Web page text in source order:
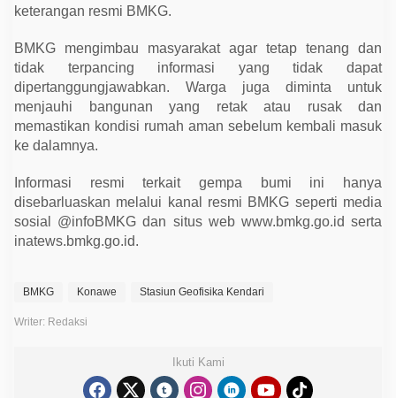
keterangan resmi BMKG.
BMKG mengimbau masyarakat agar tetap tenang dan
tidak terpancing informasi yang tidak dapat
dipertanggungjawabkan. Warga juga diminta untuk
menjauhi bangunan yang retak atau rusak dan
memastikan kondisi rumah aman sebelum kembali masuk
ke dalamnya.
Informasi resmi terkait gempa bumi ini hanya
disebarluaskan melalui kanal resmi BMKG seperti media
sosial @infoBMKG dan situs web www.bmkg.go.id serta
inatews.bmkg.go.id.
BMKG Konawe Stasiun Geofisika Kendari
Writer: Redaksi
Ikuti Kami